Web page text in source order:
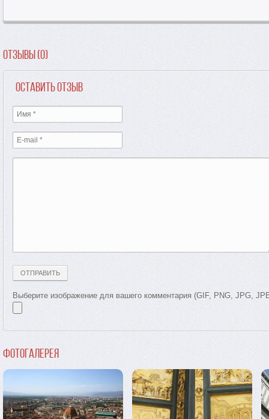
Отзывы (0)
Оставить отзыв
Выберите изображение для вашего комментария (GIF, PNG, JPG,
Фотогалерея